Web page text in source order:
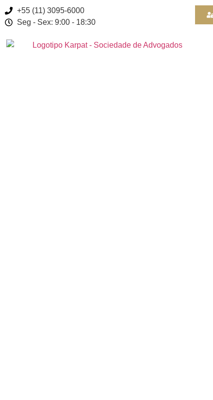
+55 (11) 3095-6000
Seg - Sex: 9:00 - 18:30